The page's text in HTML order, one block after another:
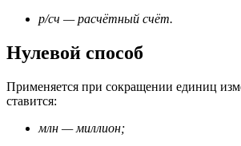
р/сч — расчётный счёт.
Нулевой способ
Применяется при сокращении единиц
ставится:
млн — миллион;